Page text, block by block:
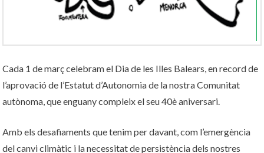
Cada 1 de març celebram el Dia de les Illes Balears, en record de
l’aprovació de l’Estatut d’Autonomia de la nostra Comunitat
autònoma, que enguany compleix el seu 40è aniversari.
Amb els desafiaments que tenim per davant, com l’emergència
del canvi climàtic i la necessitat de persistència dels nostres